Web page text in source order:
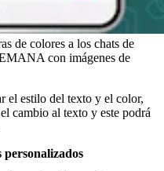
de colores a los chats de
con imágenes de
el estilo del texto y el color,
cambio al texto y este podrá